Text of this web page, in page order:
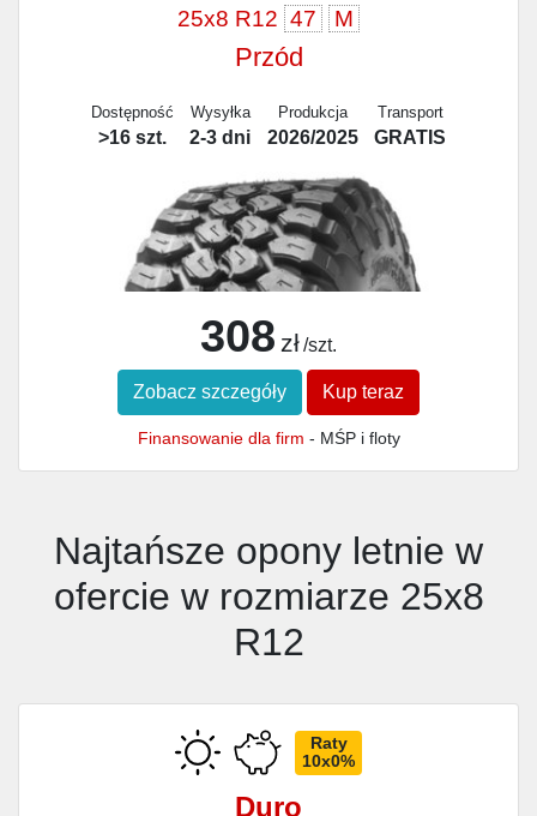
25x8 R12 47 M
Przód
Dostępność
>16 szt.
Wysyłka
2-3 dni
Produkcja
2026/2025
Transport
GRATIS
308 zł /szt.
Zobacz szczegóły Kup teraz
Finansowanie dla firm - MŚP i floty
Najtańsze opony letnie w
ofercie w rozmiarze 25x8
R12
Raty
10x0%
Duro